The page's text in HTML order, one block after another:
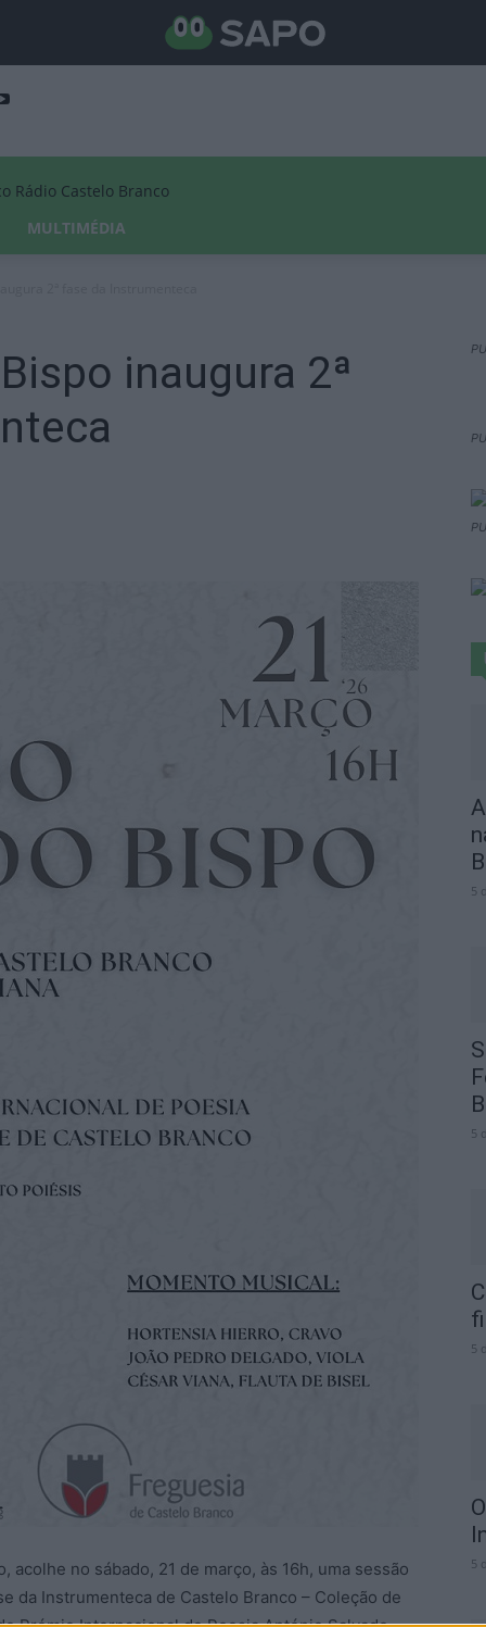
Rádio Castelo Branco
MULTIMÉDIA
inaugura 2ª
acolhe no sábado, 21 de março, às 16h, uma sessão
da Instrumenteca de Castelo Branco – Coleção de
Prémio Internacional de Poesia António Salvado –
5
5
5
5